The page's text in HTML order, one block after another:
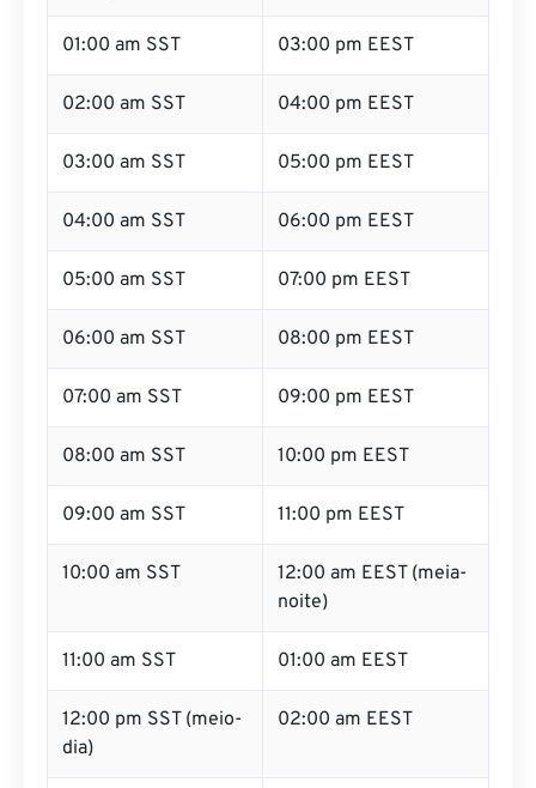
01:00 am SST 03:00 pm EEST
02:00 am SST 04:00 pm EEST
03:00 am SST 05:00 pm EEST
04:00 am SST 06:00 pm EEST
05:00 am SST 07:00 pm EEST
06:00 am SST 08:00 pm EEST
07:00 am SST 09:00 pm EEST
08:00 am SST 10:00 pm EEST
09:00 am SST 11:00 pm EEST
10:00 am SST
12:00 am EEST (meia-
noite)
11:00 am SST 01:00 am EEST
12:00 pm SST (meio-
dia)
02:00 am EEST